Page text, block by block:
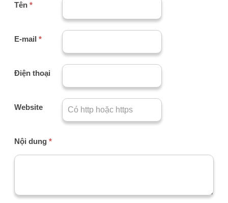
Tên *
E-mail *
Điện thoại
Website
Nội dung *